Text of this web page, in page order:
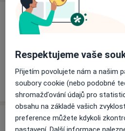
Služby a ceník služeb
Běžný termín
Jak fungují ceny?
Adresa
Respektujeme vaše
Přijetím povolujete nám a našim
soubory cookie (nebo podobné
shromažďování údajů pro
obsahu na základě vašich
preference můžete kdykoli